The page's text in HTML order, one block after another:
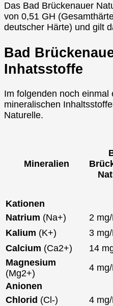
Das Bad Brückenauer
von 0,51 GH
deutscher Härte) und gilt
Bad
Inhatsstoffe
Im folgenden noch einmal
mineralischen
Naturelle.
Mineralien
Kationen
Natrium (Na+) 2
Kalium (K+) 3
Calcium (Ca2+) 14
Magnesium
(Mg2+)
4
Anionen
Chlorid (Cl-) 4